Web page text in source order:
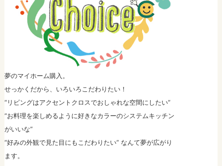
夢のマイホーム購入。
せっかくだから、いろいろこだわりたい！
“リビングはアクセントクロスでおしゃれな空間にしたい”
“お料理を楽しめるように好きなカラーのシステムキッチン
がいいな”
“好みの外観で見た目にもこだわりたい” なんて夢が広がり
ます。